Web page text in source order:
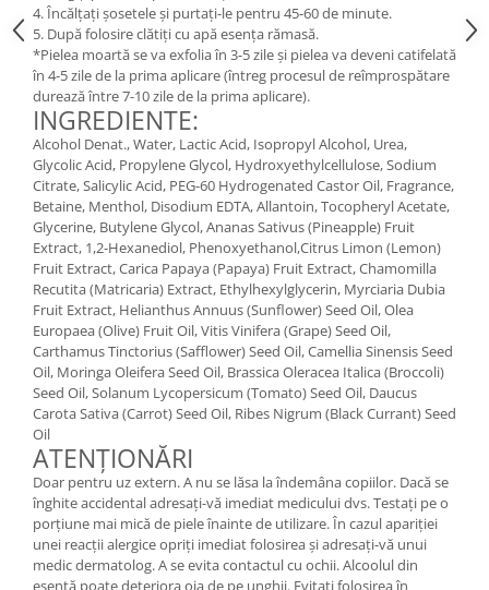
Cătină
Chlorella
Colina
Electroliti
Produse Apicole
Cacao
4. Încălțați șosetele și purtați-le pentru 45-60 de minute.
5. După folosire clătiți cu apă esența rămasă.
*Pielea moartă se va exfolia în 3-5 zile și pielea va deveni catifelată
în 4-5 zile de la prima aplicare (întreg procesul de reîmprospătare
durează între 7-10 zile de la prima aplicare).
INGREDIENTE:
Alcohol Denat., Water, Lactic Acid, Isopropyl Alcohol, Urea,
Glycolic Acid, Propylene Glycol, Hydroxyethylcellulose, Sodium
Citrate, Salicylic Acid, PEG-60 Hydrogenated Castor Oil, Fragrance,
Betaine, Menthol, Disodium EDTA, Allantoin, Tocopheryl Acetate,
Glycerine, Butylene Glycol, Ananas Sativus (Pineapple) Fruit
Extract, 1,2-Hexanediol, Phenoxyethanol,Citrus Limon (Lemon)
Fruit Extract, Carica Papaya (Papaya) Fruit Extract, Chamomilla
Recutita (Matricaria) Extract, Ethylhexylglycerin, Myrciaria Dubia
Fruit Extract, Helianthus Annuus (Sunflower) Seed Oil, Olea
Europaea (Olive) Fruit Oil, Vitis Vinifera (Grape) Seed Oil,
Carthamus Tinctorius (Safflower) Seed Oil, Camellia Sinensis Seed
Oil, Moringa Oleifera Seed Oil, Brassica Oleracea Italica (Broccoli)
Seed Oil, Solanum Lycopersicum (Tomato) Seed Oil, Daucus
Carota Sativa (Carrot) Seed Oil, Ribes Nigrum (Black Currant) Seed
Oil
ATENȚIONĂRI
Doar pentru uz extern. A nu se lăsa la îndemâna copiilor. Dacă se
înghite accidental adresați-vă imediat medicului dvs. Testați pe o
porțiune mai mică de piele înainte de utilizare. În cazul apariției
unei reacții alergice opriți imediat folosirea și adresați-vă unui
medic dermatolog. A se evita contactul cu ochii. Alcoolul din
esență poate deteriora oja de pe unghii. Evitați folosirea în